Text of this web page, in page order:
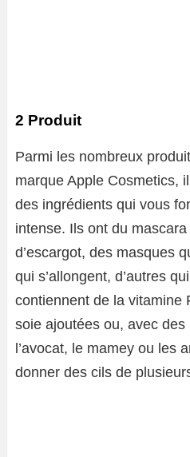
2 Produit
Parmi les nombreux
marque Apple Cosmetics,
des ingrédients qui vous
intense. Ils ont du
d’escargot, des masques
qui s’allongent, d’autres
contiennent de la vitamine
soie ajoutées ou, avec
l’avocat, le mamey ou les
donner des cils de